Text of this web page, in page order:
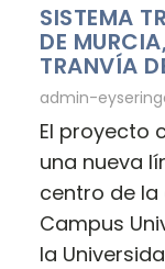
SISTEMA
DE
TRANVÍA
admin-
El proyecto
una nueva
centro de la
Campus
la